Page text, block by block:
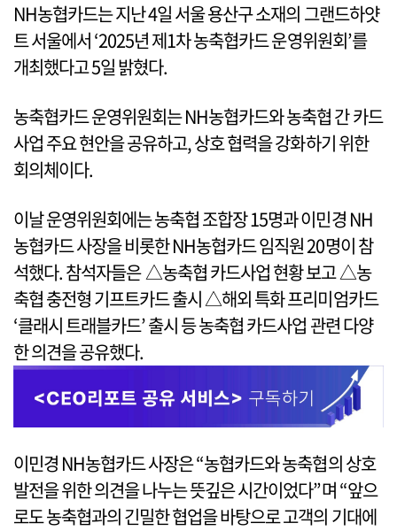
NH농협카드는 지난 4일 서울 용산구 소재의 그랜드하얏
트 서울에서 ‘2025년 제1차 농축협카드 운영위원회’를
개최했다고 5일 밝혔다.
농축협카드 운영위원회는 NH농협카드와 농축협 간 카드
사업 주요 현안을 공유하고, 상호 협력을 강화하기 위한
회의체이다.
이날 운영위원회에는 농축협 조합장 15명과 이민경 NH
농협카드 사장을 비롯한 NH농협카드 임직원 20명이 참
석했다. 참석자들은 △농축협 카드사업 현황 보고 △농
축협 충전형 기프트카드 출시 △해외 특화 프리미엄카드
‘클래시 트래블카드’ 출시 등 농축협 카드사업 관련 다양
한 의견을 공유했다.
이민경 NH농협카드 사장은 “농협카드와 농축협의 상호
발전을 위한 의견을 나누는 뜻깊은 시간이었다”며 “앞으
로도 농축협과의 긴밀한 협업을 바탕으로 고객의 기대에